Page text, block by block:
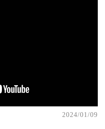
2024/01/09